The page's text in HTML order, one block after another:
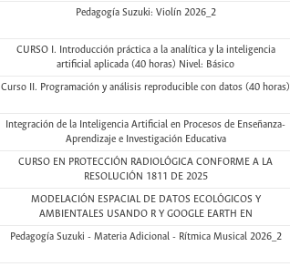
Pedagogía Suzuki: Violín 2026_2
CURSO I. Introducción práctica a la analítica y la inteligencia
artificial aplicada (40 horas) Nivel: Básico
Curso II. Programación y análisis reproducible con datos (40 horas)
Integración de la Inteligencia Artificial en Procesos de Enseñanza-
Aprendizaje e Investigación Educativa
CURSO EN PROTECCIÓN RADIOLÓGICA CONFORME A LA
RESOLUCIÓN 1811 DE 2025
MODELACIÓN ESPACIAL DE DATOS ECOLÓGICOS Y
AMBIENTALES USANDO R Y GOOGLE EARTH EN
Pedagogía Suzuki - Materia Adicional - Rítmica Musical 2026_2